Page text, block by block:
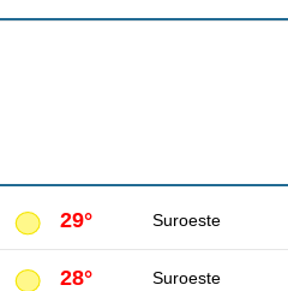
29° Suroeste
28° Suroeste